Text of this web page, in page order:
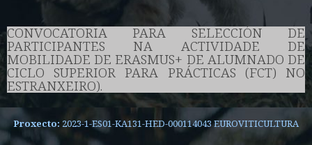
CONVOCATORIA PARA SELECCIÓN DE
PARTICIPANTES NA ACTIVIDADE DE
MOBILIDADE DE ERASMUS+ DE ALUMNADO DE
CICLO SUPERIOR PARA PRÁCTICAS (FCT) NO
ESTRANXEIRO).
Proxecto: 2023-1-ES01-KA131-HED-000114043 EUROVITICULTURA